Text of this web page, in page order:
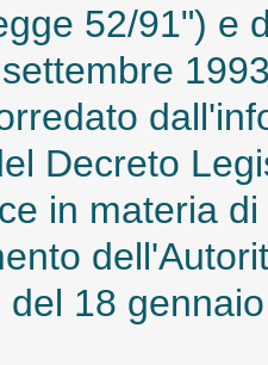
52/91") e
Decreto
in materia
del 18